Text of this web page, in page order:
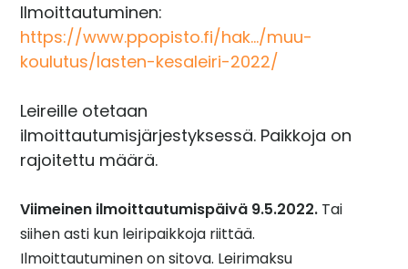
Ilmoittautuminen:
https://www.ppopisto.fi/hak…/muu-
koulutus/lasten-kesaleiri-2022/
Leireille otetaan
ilmoittautumisjärjestyksessä. Paikkoja on
rajoitettu määrä.
Viimeinen ilmoittautumispäivä 9.5.2022. Tai
siihen asti kun leiripaikkoja riittää.
Ilmoittautuminen on sitova. Leirimaksu